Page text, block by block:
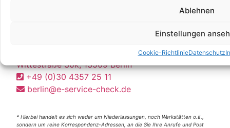
Ablehnen
Einstellungen
Cookie-RichtlinieDatenschutz
Unsere Korrespondenz-Adressen*:
Wittestraße 30k, 13509 Berlin
+49 (0)30 4357 25 11
berlin@e-service-check.de
* Hierbei handelt es sich weder um Niederlassungen, noch Werkstätten o.ä.,
sondern um reine Korrespondenz-Adressen, an die Sie Ihre Anrufe und Post